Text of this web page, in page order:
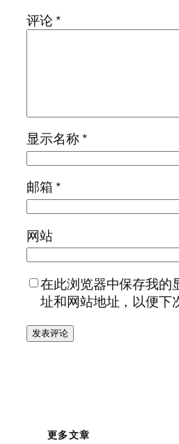
评论*
显示名称*
邮箱*
网站
在此浏览器中保存我的
址和网站地址，以便下
更多文章